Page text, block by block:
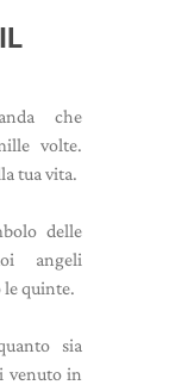
che
volte.
tua vita.
delle
angeli
le quinte.
sia
venuto in